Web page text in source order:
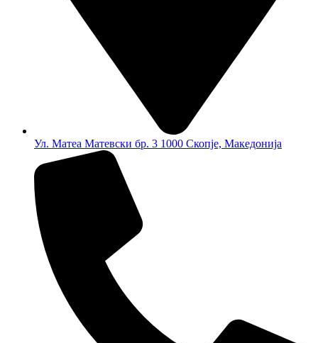
Ул. Матеа Матевски бр. 3 1000 Скопје, Македонија